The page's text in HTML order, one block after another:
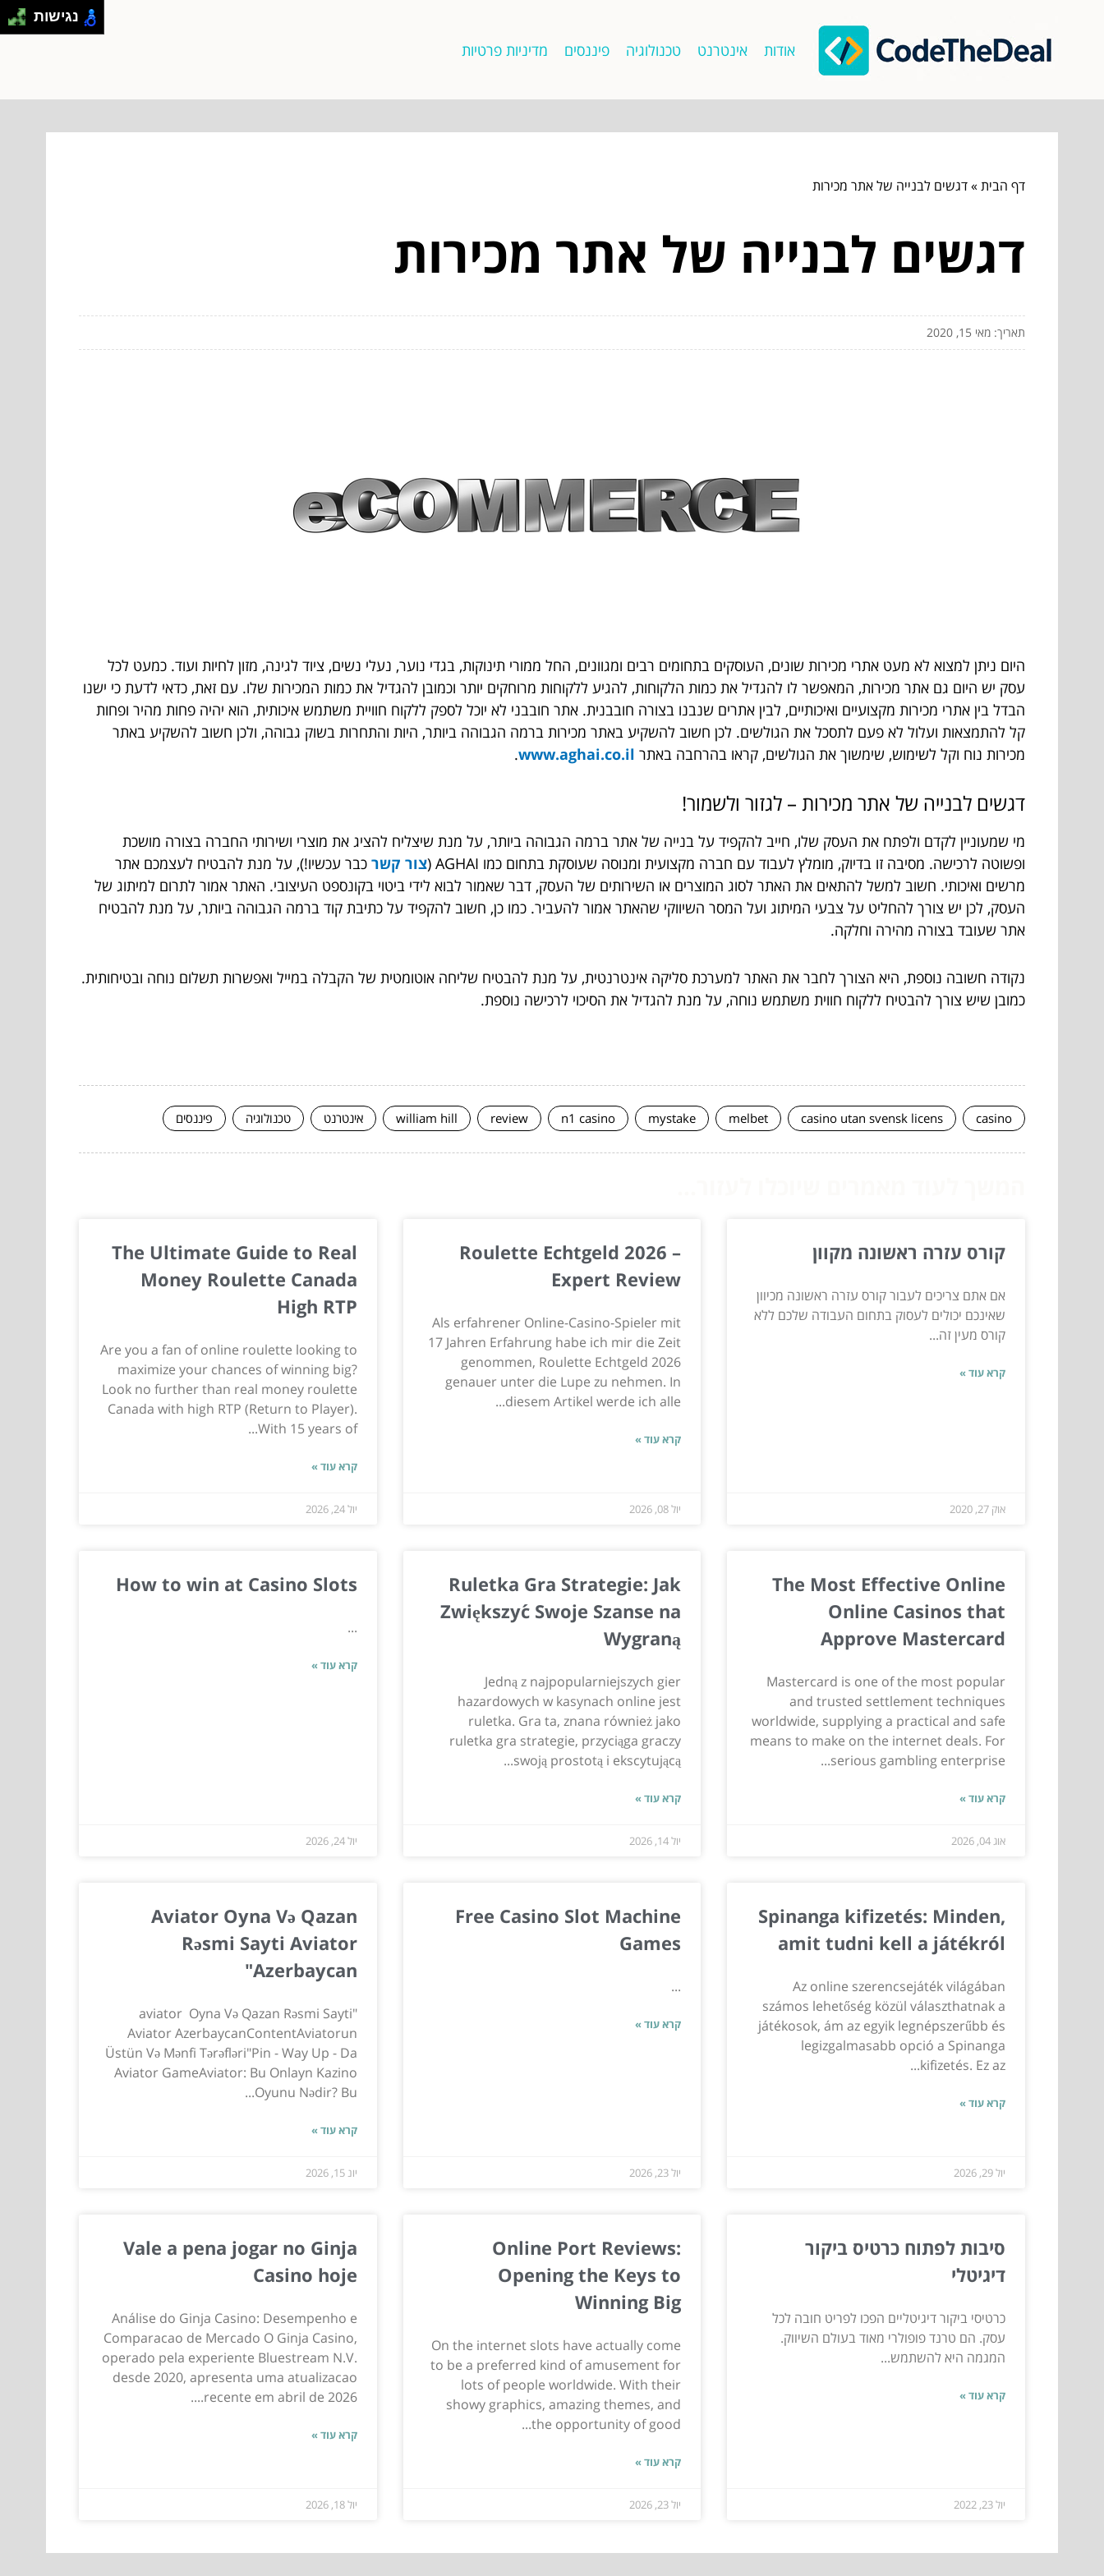
אודות אינטרנט טכנולוגיה פיננסים מדיניות פרטיות
דף הבית»דגשים לבנייה של אתר מכירות
דגשים לבנייה של אתר מכירות
תאריך: מאי 15, 2020
היום ניתן למצוא לא מעט אתרי מכירות שונים, העוסקים בתחומים רבים ומגוונים, החל ממורי תינוקות, בגדי נוער, נעלי נשים, ציוד לגינה, מזון לחיות ועוד. כמעט לכל
עסק יש היום גם אתר מכירות, המאפשר לו להגדיל את כמות הלקוחות, להגיע ללקוחות מרוחקים יותר וכמובן להגדיל את כמות המכירות שלו. עם זאת, כדאי לדעת כי ישנו
הבדל בין אתרי מכירות מקצועיים ואיכותיים, לבין אתרים שנבנו בצורה חובבנית. אתר חובבני לא יוכל לספק ללקוח חוויית משתמש איכותית, הוא יהיה פחות מהיר ופחות
קל להתמצאות ועלול לא פעם לתסכל את הגולשים. לכן חשוב להשקיע באתר מכירות ברמה הגבוהה ביותר, היות והתחרות בשוק גבוהה, ולכן חשוב להשקיע באתר
מכירות נוח וקל לשימוש, שימשוך את הגולשים, קראו בהרחבה באתר www.aghai.co.il
.
דגשים לבנייה של אתר מכירות – לגזור ולשמור!
מי שמעוניין לקדם ולפתח את העסק שלו, חייב להקפיד על בנייה של אתר ברמה הגבוהה ביותר, על מנת שיצליח להציג את מוצרי ושירותי החברה בצורה מושכת
ופשוטה לרכישה. מסיבה זו בדיוק, מומלץ לעבוד עם חברה מקצועית ומנוסה שעוסקת בתחום כמו AGHAI (
צור קשר כבר עכשיו!), על מנת להבטיח לעצמכם אתר
מרשים ואיכותי. חשוב למשל להתאים את האתר לסוג המוצרים או השירותים של העסק, דבר שאמור לבוא לידי ביטוי בקונספט העיצובי. האתר אמור לתרום למיתוג של
העסק, לכן יש צורך להחליט על צבעי המיתוג ועל המסר השיווקי שהאתר אמור להעביר. כמו כן, חשוב להקפיד על כתיבת קוד ברמה הגבוהה ביותר, על מנת להבטיח
אתר שעובד בצורה מהירה וחלקה.
נקודה חשובה נוספת, היא הצורך לחבר את האתר למערכת סליקה אינטרנטית, על מנת להבטיח שליחה אוטומטית של הקבלה במייל ואפשרות תשלום נוחה ובטיחותית.
כמובן שיש צורך להבטיח ללקוח חווית משתמש נוחה, על מנת להגדיל את הסיכוי לרכישה נוספת.
casino
casino utan svensk licens
melbet
mystake
n1 casino
review
william hill אינטרנט טכנולוגיה פיננסים
קורס עזרה ראשונה מקוון
אם אתם צריכים לעבור קורס עזרה ראשונה מכיוון
שאינכם יכולים לעסוק בתחום העבודה שלכם ללא
קורס מעין זה...
קרא עוד »
אוק 27, 2020
Roulette Echtgeld 2026 –
Expert Review
Als erfahrener Online-Casino-Spieler mit
17 Jahren Erfahrung habe ich mir die Zeit
genommen, Roulette Echtgeld 2026
genauer unter die Lupe zu nehmen. In
diesem Artikel werde ich alle...
קרא עוד »
יול 08, 2026
The Ultimate Guide to Real
Money Roulette Canada
High RTP
Are you a fan of online roulette looking to
maximize your chances of winning big?
Look no further than real money roulette
Canada with high RTP (Return to Player).
With 15 years of...
קרא עוד »
יול 24, 2026
The Most Effective Online
Online Casinos that
Approve Mastercard
Mastercard is one of the most popular
and trusted settlement techniques
worldwide, supplying a practical and safe
means to make on the internet deals. For
serious gambling enterprise...
קרא עוד »
אוג 04, 2026
Ruletka Gra Strategie: Jak
Zwiększyć Swoje Szanse na
Wygraną
Jedną z najpopularniejszych gier
hazardowych w kasynach online jest
ruletka. Gra ta, znana również jako
ruletka gra strategie, przyciąga graczy
swoją prostotą i ekscytującą...
קרא עוד »
יול 14, 2026
How to win at Casino Slots
...
קרא עוד »
יול 24, 2026
Spinanga kifizetés: Minden,
amit tudni kell a játékról
Az online szerencsejáték világában
számos lehetőség közül választhatnak a
játékosok, ám az egyik legnépszerűbb és
legizgalmasabb opció a Spinanga
kifizetés. Ez az...
קרא עוד »
יול 29, 2026
Free Casino Slot Machine
Games
...
קרא עוד »
יול 23, 2026
Aviator Oyna Və Qazan
Rəsmi Sayti Aviator
Azerbaycan"
"aviator ️ Oyna Və Qazan Rəsmi Sayti
Aviator AzerbaycanContentAviatorun
Üstün Və Mənfi Tərəfləri"Pin - Way Up - Da
Aviator GameAviator: Bu Onlayn Kazino
Oyunu Nədir? Bu...
קרא עוד »
יונ 15, 2026
סיבות לפתוח כרטיס ביקור
דיגיטלי
כרטיסי ביקור דיגיטליים הפכו לפריט חובה לכל
עסק. הם טרנד פופולרי מאוד בעולם השיווק.
המגמה היא להשתמש...
קרא עוד »
יול 23, 2022
Online Port Reviews:
Opening the Keys to
Winning Big
On the internet slots have actually come
to be a preferred kind of amusement for
lots of people worldwide. With their
showy graphics, amazing themes, and
the opportunity of good...
קרא עוד »
יול 23, 2026
Vale a pena jogar no Ginja
Casino hoje
Análise do Ginja Casino: Desempenho e
Comparacao de Mercado O Ginja Casino,
operado pela experiente Bluestream N.V.
desde 2020, apresenta uma atualizacao
recente em abril de 2026....
קרא עוד »
יול 18, 2026
נגישות